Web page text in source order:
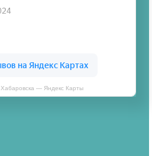
Хабаровска — Яндекс Карты